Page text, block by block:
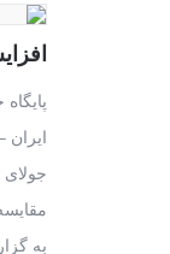
جولای سال
به